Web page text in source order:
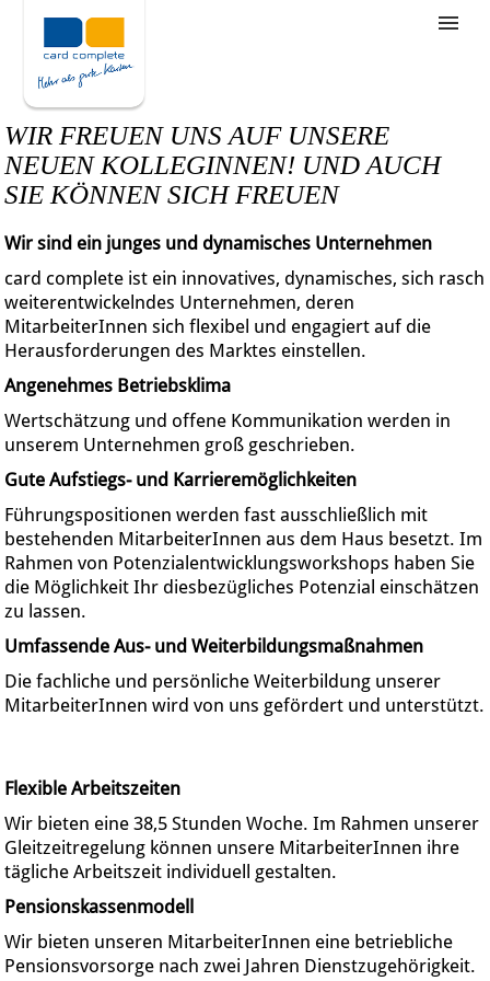
Stellenangebote
Unternehmensziele
Was wir bieten
Wie bewerbe ich mich
WIR FREUEN UNS AUF UNSERE
NEUEN KOLLEGINNEN! UND AUCH
SIE KÖNNEN SICH FREUEN
Wir sind ein junges und dynamisches Unternehmen
card complete ist ein innovatives, dynamisches, sich rasch
weiterentwickelndes Unternehmen, deren
MitarbeiterInnen sich flexibel und engagiert auf die
Herausforderungen des Marktes einstellen.
Angenehmes Betriebsklima
Wertschätzung und offene Kommunikation werden in
unserem Unternehmen groß geschrieben.
Gute Aufstiegs- und Karrieremöglichkeiten
Führungspositionen werden fast ausschließlich mit
bestehenden MitarbeiterInnen aus dem Haus besetzt. Im
Rahmen von Potenzialentwicklungsworkshops haben Sie
die Möglichkeit Ihr diesbezügliches Potenzial einschätzen
zu lassen.
Umfassende Aus- und Weiterbildungsmaßnahmen
Die fachliche und persönliche Weiterbildung unserer
MitarbeiterInnen wird von uns gefördert und unterstützt.
Flexible Arbeitszeiten
Wir bieten eine 38,5 Stunden Woche. Im Rahmen unserer
Gleitzeitregelung können unsere MitarbeiterInnen ihre
tägliche Arbeitszeit individuell gestalten.
Pensionskassenmodell
Wir bieten unseren MitarbeiterInnen eine betriebliche
Pensionsvorsorge nach zwei Jahren Dienstzugehörigkeit.